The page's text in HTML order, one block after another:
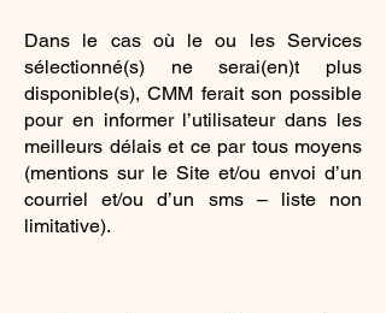
Dans le cas où le ou les Services
sélectionné(s) ne serai(en)t plus
disponible(s), CMM ferait son possible
pour en informer l’utilisateur dans les
meilleurs délais et ce par tous moyens
(mentions sur le Site et/ou envoi d’un
courriel et/ou d’un sms – liste non
limitative).